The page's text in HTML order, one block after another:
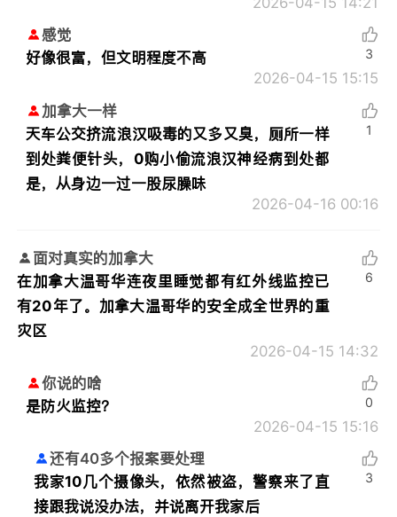
感觉
好像很富，但文明程度不高
2026-04-15 15:15
3
加拿大一样
天车公交挤流浪汉吸毒的又多又臭，厕所一样
到处粪便针头，0购小偷流浪汉神经病到处都
是，从身边一过一股尿臊味
2026-04-16 00:16
1
面对真实的加拿大
在加拿大温哥华连夜里睡觉都有红外线监控已
有20年了。加拿大温哥华的安全成全世界的重
灾区
2026-04-15 14:32
6
你说的啥
是防火监控？
2026-04-15 15:16
0
还有40多个报案要处理
我家10几个摄像头，依然被盗，警察来了直
接跟我说没办法，并说离开我家后
3